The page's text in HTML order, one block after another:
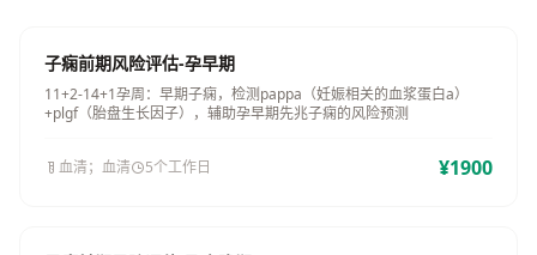
子痫前期风险评估-孕早期
11+2-14+1孕周：早期子痫，检测pappa（妊娠相关的血浆蛋白a）
+plgf（胎盘生长因子），辅助孕早期先兆子痫的风险预测
血清；血清 5个工作日 ¥1900